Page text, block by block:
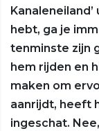
hebt, ga je
tenminste zijn
hem rijden en
maken om
aanrijdt, heeft
ingeschat.